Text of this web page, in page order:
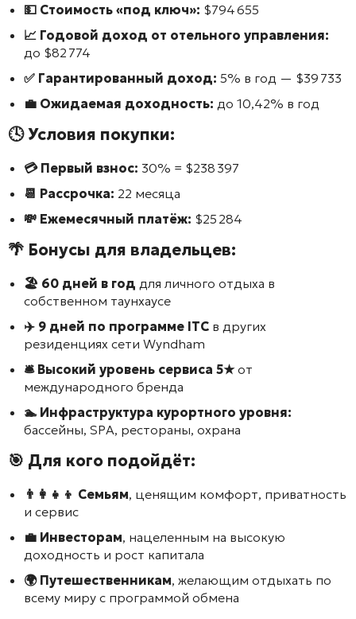
💵 Стоимость «под ключ»: $794 655
📈 Годовой доход от отельного управления:
до $82 774
✅ Гарантированный доход: 5% в год — $39 733
💼 Ожидаемая доходность: до 10,42% в год
🕓 Условия покупки:
💳 Первый взнос: 30% = $238 397
📆 Рассрочка: 22 месяца
💸 Ежемесячный платёж: $25 284
🌴 Бонусы для владельцев:
🏖️ 60 дней в год для личного отдыха в
собственном таунхаусе
✈️ 9 дней по программе ITC в других
резиденциях сети Wyndham
🛎️ Высокий уровень сервиса 5★от
международного бренда
🏊 Инфраструктура курортного уровня:
бассейны, SPA, рестораны, охрана
🎯 Для кого подойдёт:
👨‍👩‍👧‍👦 Семьям, ценящим комфорт, приватность
и сервис
💼 Инвесторам, нацеленным на высокую
доходность и рост капитала
🌍 Путешественникам, желающим отдыхать по
всему миру с программой обмена